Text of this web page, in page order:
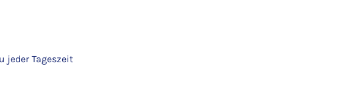
jeder Tageszeit